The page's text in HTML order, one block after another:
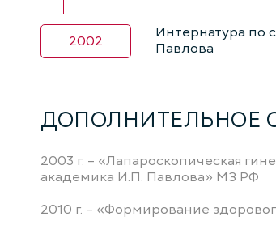
2002
Интернатура по
Павлова
ДОПОЛНИТЕЛЬНОЕ
2003 г. – «Лапароскопическая
академика И.П. Павлова» МЗ РФ
2010 г. – «Формирование